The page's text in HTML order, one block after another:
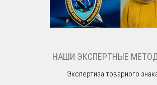
НАШИ ЭКСПЕРТНЫЕ
Экспертиза товарного